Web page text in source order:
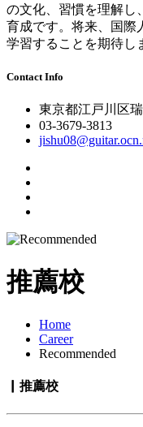
の文化、習慣を理解し
育成です。将来、国際
学習することを期待し
Contact Info
東京都江戸川区
03-3679-3813
推薦校
Home
Career
Recommended
▏推薦校